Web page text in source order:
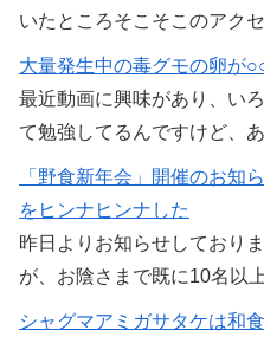
いたところそこそこのアク
大量発生中の毒グモの卵が
最近動画に興味があり、い
て勉強してるんですけど、
「野食新年会」開催のお
をヒンナヒンナした
昨日よりお知らせしており
が、お陰さまで既に10名以
シャグマアミガサタケは和